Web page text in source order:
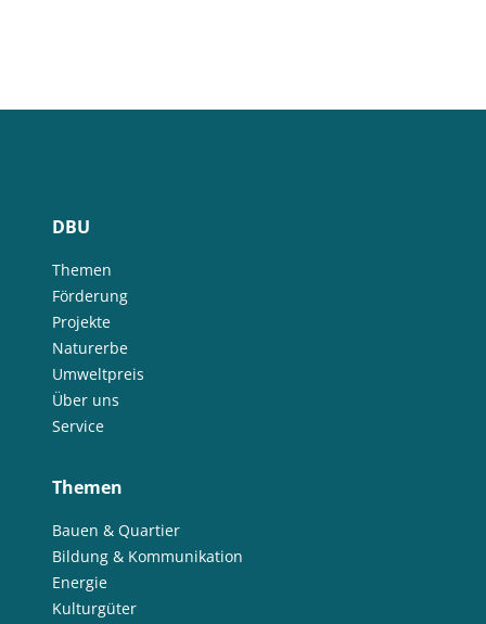
DBU
Themen
Förderung
Projekte
Naturerbe
Umweltpreis
Über uns
Service
Themen
Bauen & Quartier
Bildung & Kommunikation
Energie
Kulturgüter